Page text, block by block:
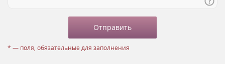
* — поля, обязательные для заполнения